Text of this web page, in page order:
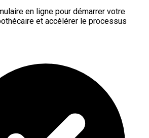
en ligne pour démarrer votre
et accélérer le processus